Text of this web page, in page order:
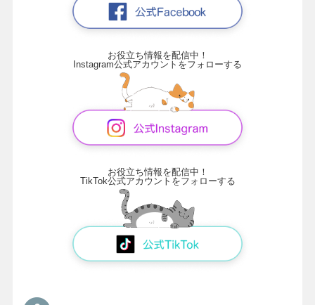
お役立ち情報を配信中！
Instagram公式アカウントをフォローする
お役立ち情報を配信中！
TikTok公式アカウントをフォローする